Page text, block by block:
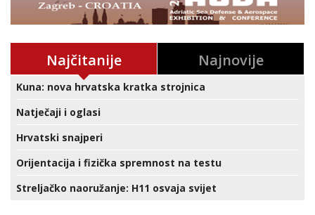
Najčitanije Najnovije
Kuna: nova hrvatska kratka strojnica
Natječaji i oglasi
Hrvatski snajperi
Orijentacija i fizička spremnost na testu
Streljačko naoružanje: H11 osvaja svijet